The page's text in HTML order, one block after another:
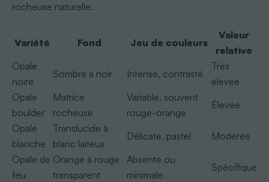
rocheuse naturelle.
Variété Fond Jeu de couleurs
Valeur
relative
Opale
noire
Sombre à noir Intense, contrasté
Très
élevée
Opale
boulder
Matrice
rocheuse
Variable, souvent
rouge-orange
Élevée
Opale
blanche
Translucide à
blanc laiteux
Délicate, pastel
Modérée
Opale de
feu
Orange à rouge
transparent
Absente ou
minimale
Spécifique